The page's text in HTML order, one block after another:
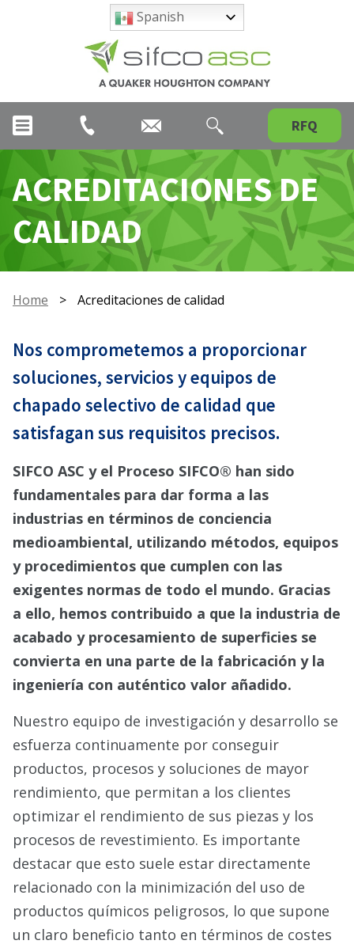
Spanish
RFQ
ACREDITACIONES DE
CALIDAD
Home > Acreditaciones de calidad
Nos comprometemos a proporcionar
soluciones, servicios y equipos de
chapado selectivo de calidad que
satisfagan sus requisitos precisos.
SIFCO ASC y el Proceso SIFCO® han sido
fundamentales para dar forma a las
industrias en términos de conciencia
medioambiental, utilizando métodos, equipos
y procedimientos que cumplen con las
exigentes normas de todo el mundo. Gracias
a ello, hemos contribuido a que la industria de
acabado y procesamiento de superficies se
convierta en una parte de la fabricación y la
ingeniería con auténtico valor añadido.
Nuestro equipo de investigación y desarrollo se
esfuerza continuamente por conseguir
productos, procesos y soluciones de mayor
rendimiento, que permitan a los clientes
optimizar el rendimiento de sus piezas y los
procesos de revestimiento. Es importante
destacar que esto suele estar directamente
relacionado con la minimización del uso de
productos químicos peligrosos, lo que supone
un claro beneficio tanto en términos de costes